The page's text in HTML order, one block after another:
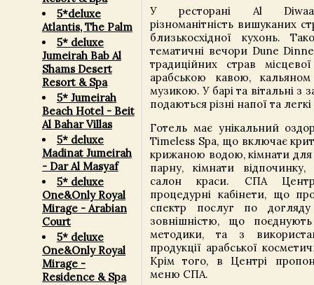
5*deluxe
Atlantis, The Palm
5* deluxe
Jumeirah Bab Al
Shams Desert
Resort & Spa
5* Jumeirah
Beach Hotel - Beit
Al Bahar Villas
5* deluxe
Madinat Jumeirah
- Dar Al Masyaf
5* deluxe
One&Only Royal
Mirage - Arabian
Court
5* deluxe
One&Only Royal
Mirage -
Residence & Spa
У ресторані Al
різноманітність вишуканих
близькосхідної кухонь.
тематичні вечори Dune
традиційних страв
арабською кавою,
музикою. У барі та вітальні
подаються різні напої та
Готель має унікальний
Timeless Spa, що включає
крижаною водою, кімнати для
парну, кімнати
салон краси. СПА
процедурні кабінети, що
спектр послуг по
зовнішністю, що поєднують
методики, та з
продукції арабської
Крім того, в Центрі
меню СПА.